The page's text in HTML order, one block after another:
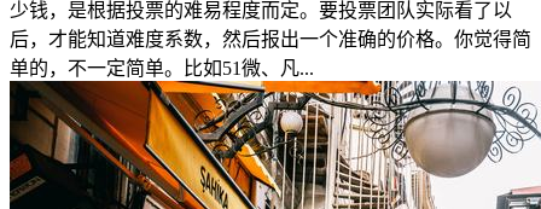
少钱，是根据投票的难易程度而定。要投票团队实际看了以
后，才能知道难度系数，然后报出一个准确的价格。你觉得简
单的，不一定简单。比如51微、凡...